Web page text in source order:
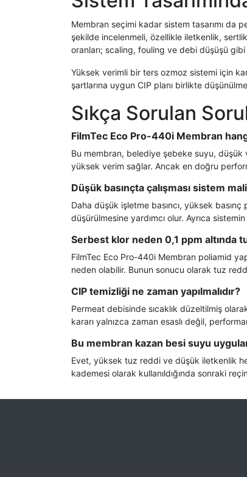
Membran seçimi kadar sistem tasarımı da
şekilde incelenmeli, özellikle iletkenlik,
oranları; scaling, fouling ve debi düşüşü
Yüksek verimli bir ters ozmoz sistemi için
şartlarına uygun CIP planı birlikte
Sıkça Sorulan
FilmTec Eco Pro-440i Membran
Bu membran, belediye şebeke suyu, düşük
yüksek verim sağlar. Ancak en doğru
Düşük basınçta çalışması sistem
Daha düşük işletme basıncı, yüksek
düşürülmesine yardımcı olur. Ayrıca
Serbest klor neden 0,1 ppm altında
FilmTec Eco Pro-440i Membran poliamid
neden olabilir. Bunun sonucu olarak tuz
CIP temizliği ne zaman yapılmalıdır?
Permeat debisinde sıcaklık düzeltilmiş
kararı yalnızca zaman esaslı değil,
Bu membran kazan besi suyu
Evet, yüksek tuz reddi ve düşük iletkenlik
kademesi olarak kullanıldığında sonraki